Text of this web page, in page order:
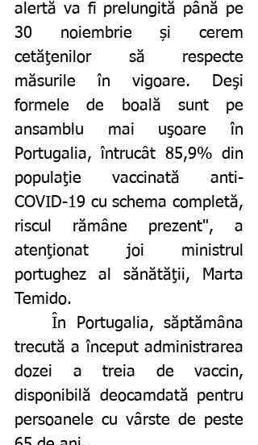
alertă va fi prelungită până pe
30 noiembrie și cerem
cetăţenilor să respecte
măsurile în vigoare. Deşi
formele de boală sunt pe
ansamblu mai uşoare în
Portugalia, întrucât 85,9% din
populaţie vaccinată anti-
COVID-19 cu schema completă,
riscul rămâne prezent",
a
atenţionat joi ministrul
portughez al sănătăţii, Marta
Temido.
	În Portugalia, săptămâna
trecută a început administrarea
dozei a treia de vaccin,
disponibilă deocamdată pentru
persoanele cu vârste de peste